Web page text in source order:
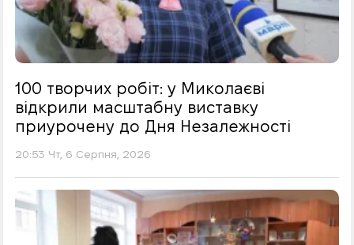
100 творчих робіт: у Миколаєві
відкрили масштабну виставку
приурочену до Дня Незалежності
20:53 Чт, 6 Серпня, 2026